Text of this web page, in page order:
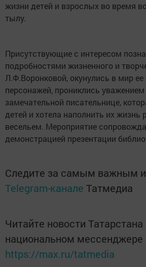
жизни детей и взрослых во время
тылу.
Присутствующие с интересом
подробностями жизненного и
Л.Ф.Воронковой, окунулись в мир
персонажей, прониклись уважением
замечательной писательнице,
детей и хотела наполнить их жизнь
весельем. Мероприятие
демонстрацией презентации
Следите за самым важным
Telegram-канале Татмедиа
Читайте новости Татарстана
национальном
https://max.ru/tatmedia